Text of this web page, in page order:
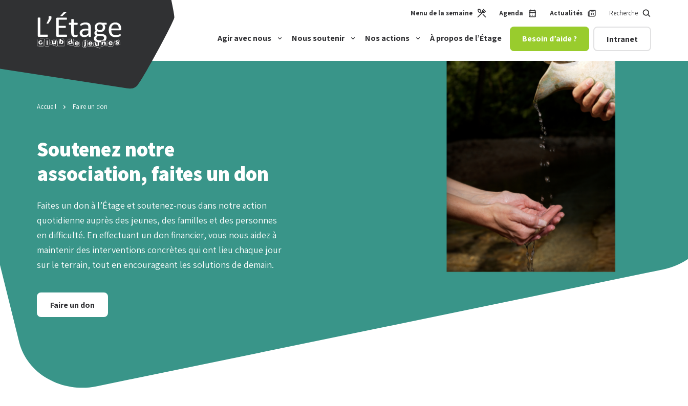
Menu de la semaine Agenda Actualités Recherche
Agir avec nous Nous soutenir Nos actions À propos de l’Étage Besoin d’aide ? Intranet
Accueil Faire un don
Soutenez notre
association, faites un don
Faites un don à l’Étage et soutenez-nous dans notre action
quotidienne auprès des jeunes, des familles et des personnes
en difficulté. En effectuant un don financier, vous nous aidez à
maintenir des interventions concrètes qui ont lieu chaque jour
sur le terrain, tout en encourageant les solutions de demain.
Faire un don